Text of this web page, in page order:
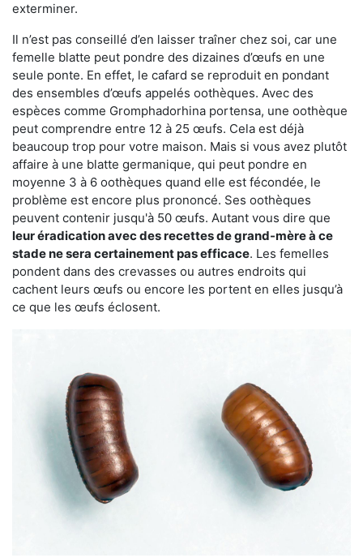
exterminer.
Il n’est pas conseillé d’en laisser traîner chez soi, car une
femelle blatte peut pondre des dizaines d’œufs en une
seule ponte. En effet, le cafard se reproduit en pondant
des ensembles d’œufs appelés oothèques. Avec des
espèces comme Gromphadorhina portensa, une oothèque
peut comprendre entre 12 à 25 œufs. Cela est déjà
beaucoup trop pour votre maison. Mais si vous avez plutôt
affaire à une blatte germanique, qui peut pondre en
moyenne 3 à 6 oothèques quand elle est fécondée, le
problème est encore plus prononcé. Ses oothèques
peuvent contenir jusqu'à 50 œufs. Autant vous dire que
leur éradication avec des recettes de grand-mère à ce
stade ne sera certainement pas efficace. Les femelles
pondent dans des crevasses ou autres endroits qui
cachent leurs œufs ou encore les portent en elles jusqu’à
ce que les œufs éclosent.